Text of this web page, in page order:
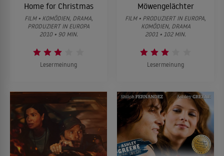
Home for Christmas
FILM • KOMÖDIEN, DRAMA,
PRODUZIERT IN EUROPA
2010 • 90 MIN.
Lesermeinung
Möwengelächter
FILM • PRODUZIERT IN EUROPA,
KOMÖDIEN, DRAMA
2001 • 102 MIN.
Lesermeinung